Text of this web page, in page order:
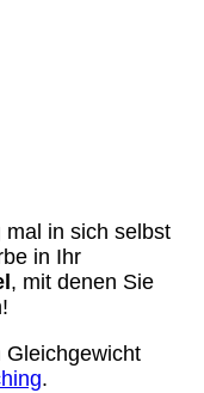
mal in sich selbst
in Ihr
, mit denen Sie
Gleichgewicht
.